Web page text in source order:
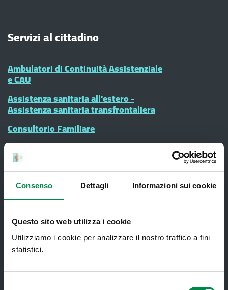
Consenso Dettagli Informazioni sui cookie
Questo sito web utilizza i cookie
Utilizziamo i cookie per analizzare il nostro traffico a fini
statistici.
Servizi al cittadino
Ambulatori di Continuità Assistenziale
e CAU
Assistenza sanitaria all'estero -
Assistenza sanitaria transfrontaliera
Consultorio Familiare
Direzione Assistenza Farmaceutica
Finanziamenti
Lauree Professioni Sanitarie
Medici e Pediatri di Famiglia
Nucleo di Cure Primarie (NCP)
Punto Unico di Accesso integrato
sanitario e sociale (PUA)
Ritiro Referti